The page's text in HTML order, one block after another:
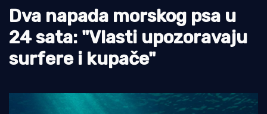
Pomorstvo
Ribolov
Ekologija
Dva napada morskog psa u
24 sata: "Vlasti upozoravaju
surfere i kupače"